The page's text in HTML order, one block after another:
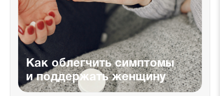
Как облегчить симптомы
и поддержать женщину